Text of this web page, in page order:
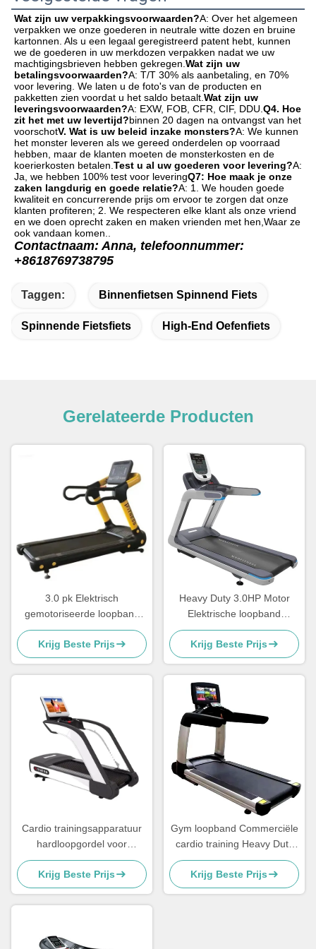
Wat zijn uw verpakkingsvoorwaarden?A: Over het algemeen
verpakken we onze goederen in neutrale witte dozen en bruine
kartonnen. Als u een legaal geregistreerd patent hebt, kunnen
we de goederen in uw merkdozen verpakken nadat we uw
machtigingsbrieven hebben gekregen. Wat zijn uw
betalingsvoorwaarden?A: T/T 30% als aanbetaling, en 70%
voor levering. We laten u de foto's van de producten en
pakketten zien voordat u het saldo betaalt. Wat zijn uw
leveringsvoorwaarden?A: EXW, FOB, CFR, CIF, DDU. Q4. Hoe
zit het met uw levertijd?binnen 20 dagen na ontvangst van het
voorschotV. Wat is uw beleid inzake monsters?A: We kunnen
het monster leveren als we gereed onderdelen op voorraad
hebben, maar de klanten moeten de monsterkosten en de
koerierkosten betalen. Test u al uw goederen voor levering?A:
Ja, we hebben 100% test voor leveringQ7: Hoe maak je onze
zaken langdurig en goede relatie?A: 1. We houden goede
kwaliteit en concurrerende prijs om ervoor te zorgen dat onze
klanten profiteren; 2. We respecteren elke klant als onze vriend
en we doen oprecht zaken en maken vrienden met hen,Waar ze
ook vandaan komen..
Contactnaam: Anna, telefoonnummer:
+8618769738795
Taggen: Binnenfietsen Spinnend Fiets
Spinnende Fietsfiets High-End Oefenfiets
Gerelateerde Producten
3.0 pk Elektrisch
gemotoriseerde loopband
trainingsapparatuur
commercieel 0,5-20 km/h
Krijg Beste Prijs
Heavy Duty 3.0HP Motor
Elektrische loopband
Commerciële cardio
machine
Krijg Beste Prijs
Cardio trainingsapparatuur
hardloopgordel voor
elektrische commerciële
loopband
Krijg Beste Prijs
Gym loopband Commerciële
cardio training Heavy Duty
3.0 HP Elektrische motor
Krijg Beste Prijs